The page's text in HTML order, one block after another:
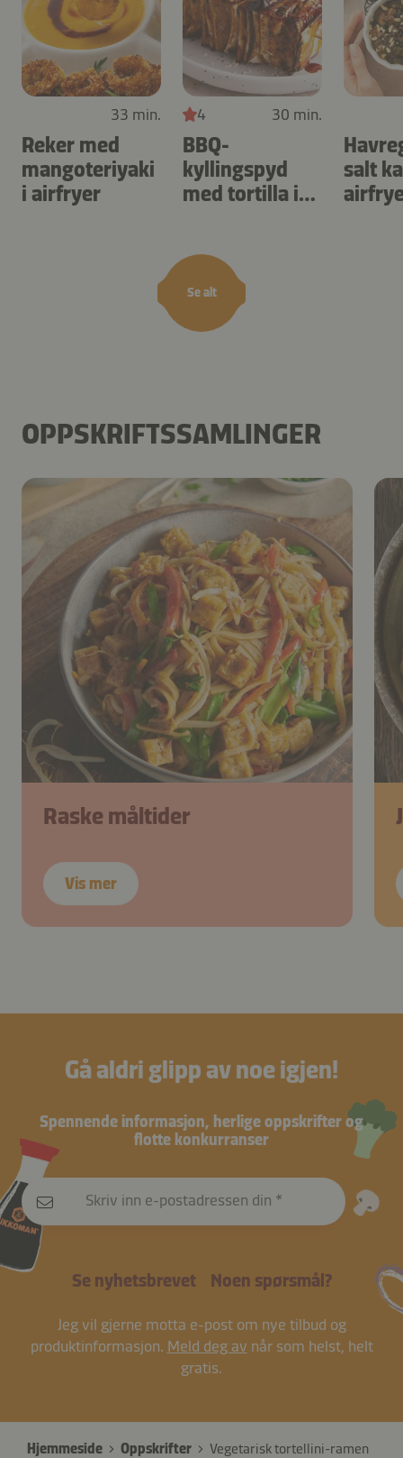
Se alt
33 min.
Reker med
mangoteriyaki
i airfryer
4 30 min.
BBQ-
kyllingspyd
med tortilla i
salt
OPPSKRIFTSSAMLINGER
Raske måltider
Vis mer
Gå aldri glipp av noe igjen!
Spennende informasjon, herlige oppskrifter og
flotte konkurranser
Skriv inn e-postadressen din
Se nyhetsbrevet Noen spørsmål?
Jeg vil gjerne motta e-post om nye tilbud og
produktinformasjon. Meld deg av når som helst, helt
gratis.
Hjemmeside Oppskrifter Vegetarisk tortellini-ramen